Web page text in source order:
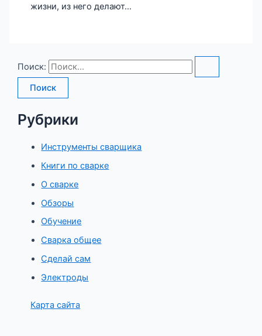
жизни, из него делают…
Поиск:
Рубрики
Инструменты сварщика
Книги по сварке
О сварке
Обзоры
Обучение
Сварка общее
Сделай сам
Электроды
Карта сайта